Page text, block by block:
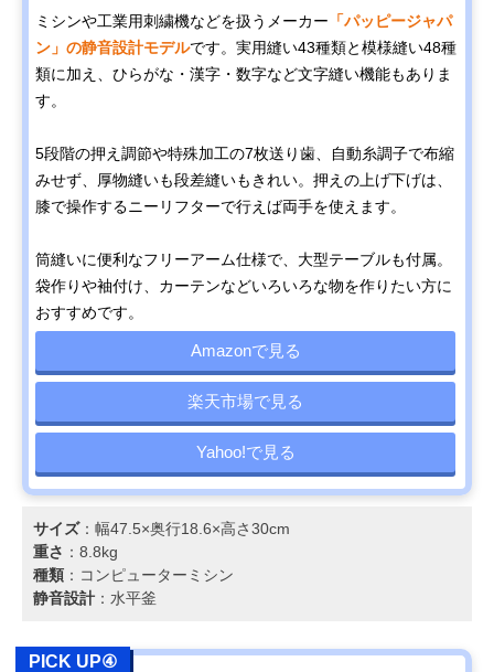
ミシンや工業用刺繍機などを扱うメーカー 「パッピージャパ
ン」の静音設計モデルです。実用縫い43種類と模様縫い48種
類に加え、ひらがな・漢字・数字など文字縫い機能もありま
す。
5段階の押え調節や特殊加工の7枚送り歯、自動糸調子で布縮
みせず、厚物縫いも段差縫いもきれい。押えの上げ下げは、
膝で操作するニーリフターで行えば両手を使えます。
筒縫いに便利なフリーアーム仕様で、大型テーブルも付属。
袋作りや袖付け、カーテンなどいろいろな物を作りたい方に
おすすめです。
Amazonで見る
楽天市場で見る
Yahoo!で見る
サイズ：幅47.5×奥行18.6×高さ30cm
重さ ：8.8kg
種類 ：コンピューターミシン
静音設計 ：水平釜
PICK UP④